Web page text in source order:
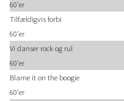
60'er
Tilfældigvis forbi
60'er
Vi danser rock og rul
60'er
Blame it on the boogie
60'er